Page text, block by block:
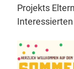
Projekts
Interessierten